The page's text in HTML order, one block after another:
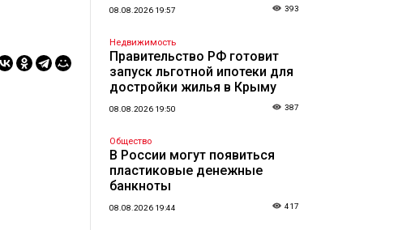
08.08.2026 19:57 393
Недвижимость
Правительство РФ готовит
запуск льготной ипотеки для
достройки жилья в Крыму
08.08.2026 19:50 387
Общество
В России могут появиться
пластиковые денежные
банкноты
08.08.2026 19:44 417